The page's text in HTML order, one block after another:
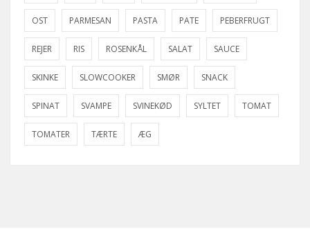
OST PARMESAN PASTA PATE PEBERFRUGT
REJER RIS ROSENKÅL SALAT SAUCE
SKINKE SLOWCOOKER SMØR SNACK
SPINAT SVAMPE SVINEKØD SYLTET TOMAT
TOMATER TÆRTE ÆG